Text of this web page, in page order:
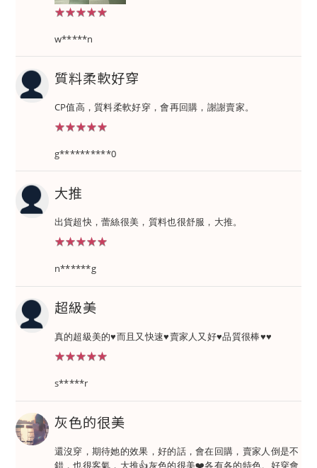
★★★★★
★★★★★
w*****n
質料柔軟好穿
CP值高，質料柔軟好穿，會再回購，謝謝賣家。
★★★★★
★★★★★
g**********0
大推
出貨超快，蕾絲很美，質料也很舒服，大推。
★★★★★
★★★★★
n******g
超級美
真的超級美的♥而且又快速♥賣家人又好♥品質很棒♥♥
★★★★★
★★★★★
s*****r
灰色的很美
還沒穿，期待她的效果，好的話，會在回購，賣家人倒是不
錯，也很客氣，大推👍灰色的很美❤️各有各的特色。好穿會